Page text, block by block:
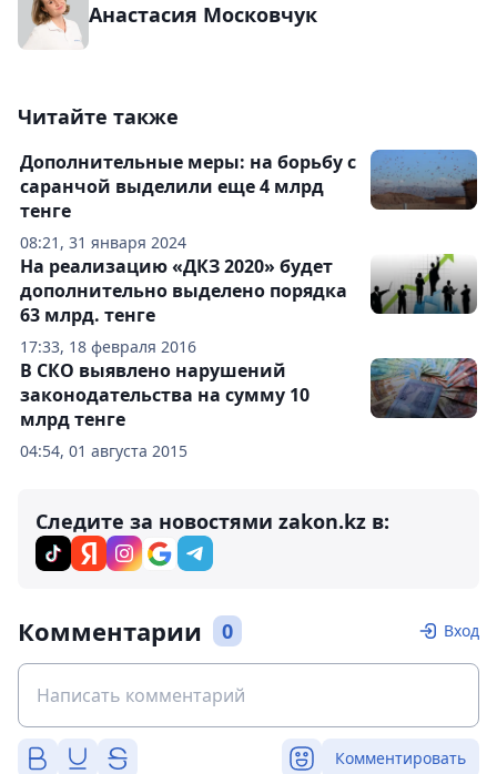
Анастасия Московчук
Читайте также
08:21, 31 января 2024
Дополнительные меры: на борьбу с
саранчой выделили еще 4 млрд
тенге
17:33, 18 февраля 2016
На реализацию «ДКЗ 2020» будет
дополнительно выделено порядка
63 млрд. тенге
04:54, 01 августа 2015
В СКО выявлено нарушений
законодательства на сумму 10
млрд тенге
Следите за новостями zakon.kz в:
Комментарии 0 Вход
Комментировать